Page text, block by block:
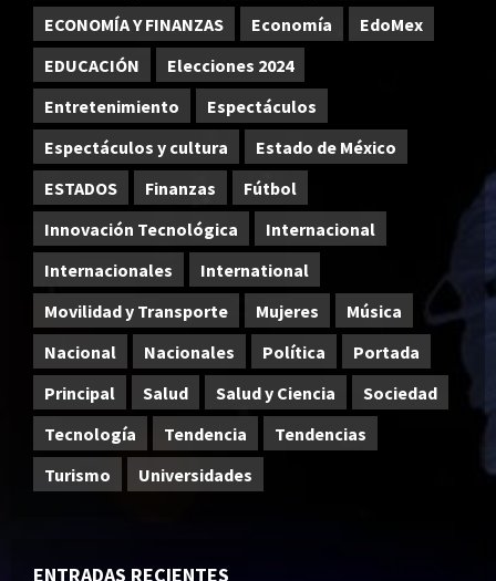
ECONOMÍA Y FINANZAS
Economía
EdoMex
EDUCACIÓN
Elecciones 2024
Entretenimiento
Espectáculos
Espectáculos y cultura
Estado de México
ESTADOS
Finanzas
Fútbol
Innovación Tecnológica
Internacional
Internacionales
International
Movilidad y Transporte
Mujeres
Música
Nacional
Nacionales Política
Portada
Principal
Salud Salud y Ciencia
Sociedad
Tecnología
Tendencia
Tendencias
Turismo
Universidades
ENTRADAS RECIENTES